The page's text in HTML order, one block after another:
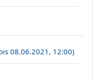
08.06.2021, 12:00)